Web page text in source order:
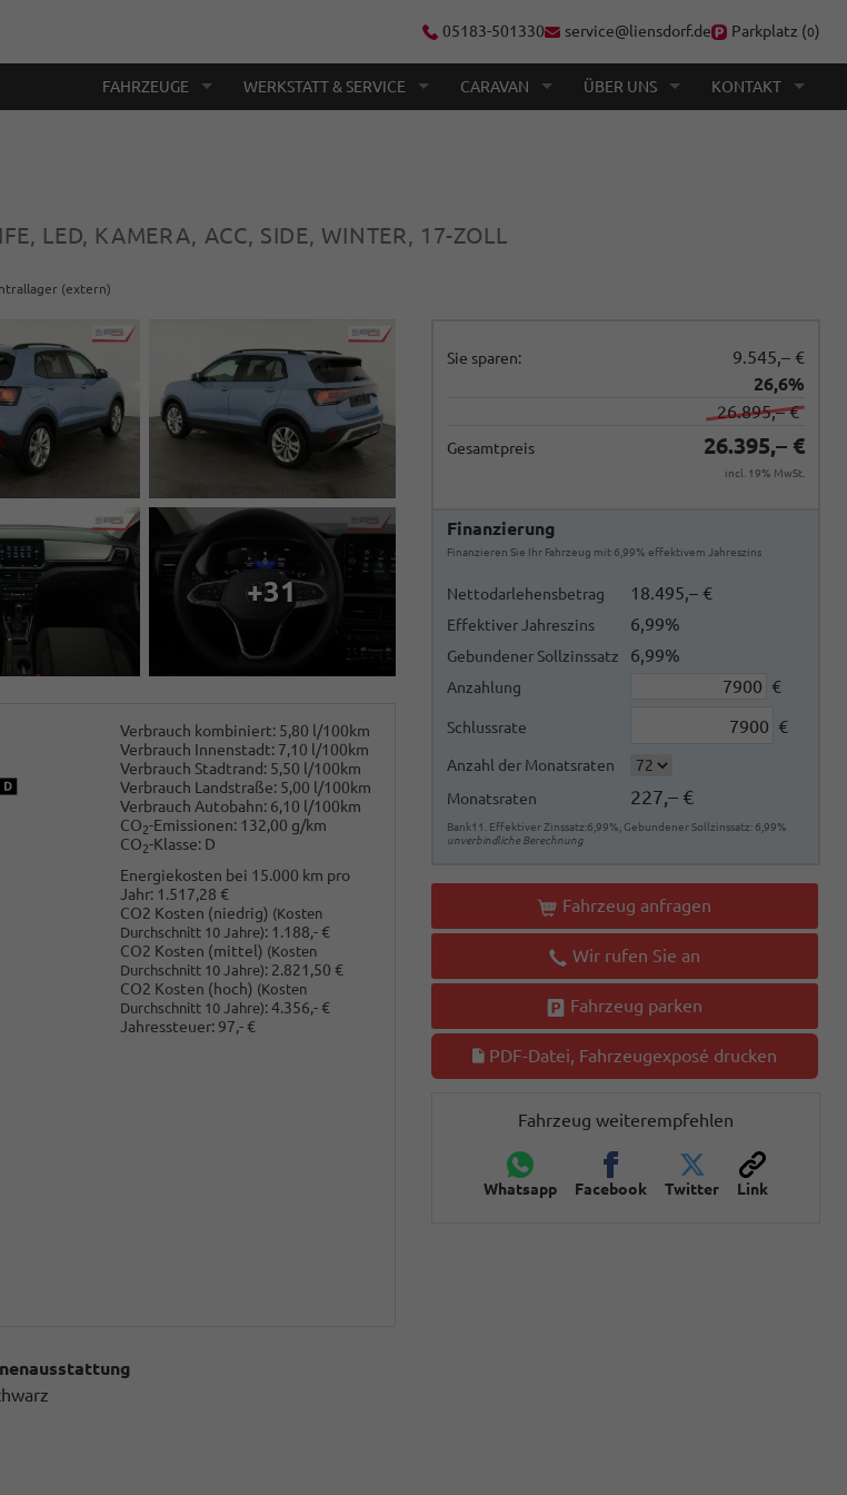
05183-501330 service@liensdorf.de Parkplatz (0)
FAHRZEUGE WERKSTATT & SERVICE CARAVAN ÜBER UNS KONTAKT
LED, KAMERA, ACC, SIDE, WINTER, 17-ZOLL
(extern)
Sie sparen:
9.545,– €
26,6%
26.895,– €
Gesamtpreis 26.395,– €
incl. 19% MwSt.
Finanzierung
Finanzieren Sie Ihr Fahrzeug mit 6,99% effektivem Jahreszins
Nettodarlehensbetrag 18.495,– €
Effektiver Jahreszins 6,99%
Gebundener Sollzinssatz 6,99%
Anzahlung €
Schlussrate €
Anzahl der Monatsraten
Monatsraten
227,– €
Bank11. Effektiver Zinssatz:6,99%, Gebundener Sollzinssatz: 6,99%
unverbindliche Berechnung
Fahrzeug anfragen
Wir rufen Sie an
Fahrzeug parken
PDF-Datei, Fahrzeugexposé drucken
Fahrzeug weiterempfehlen
Whatsapp Facebook Twitter Link
+31
Verbrauch kombiniert: 5,80 l/100km
Verbrauch Innenstadt: 7,10 l/100km
Verbrauch Stadtrand: 5,50 l/100km
Verbrauch Landstraße: 5,00 l/100km
Verbrauch Autobahn: 6,10 l/100km
CO2-Emissionen: 132,00 g/km
CO2-Klasse: D
Energiekosten bei 15.000 km pro
Jahr: 1.517,28 €
CO2 Kosten (niedrig) (Kosten
Durchschnitt 10 Jahre): 1.188,- €
CO2 Kosten (mittel) (Kosten
Durchschnitt 10 Jahre): 2.821,50 €
CO2 Kosten (hoch) (Kosten
Durchschnitt 10 Jahre): 4.356,- €
Jahressteuer: 97,- €